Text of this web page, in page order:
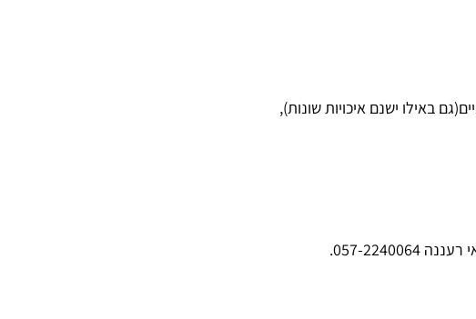
באילו ישנם איכויות שונות),
2240064
.